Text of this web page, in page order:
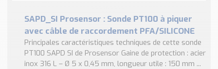
SAPD_SI Prosensor : Sonde PT100 à piquer
avec câble de raccordement PFA/SILICONE
Principales caractéristiques techniques de cette sonde
PT100 SAPD SI de Prosensor Gaine de protection : acier
inox 316 L – Ø 5 x 0,45 mm, longueur utile : 150 mm ...